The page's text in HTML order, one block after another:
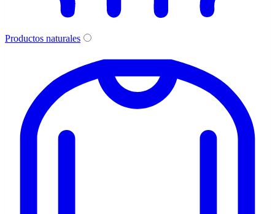
Productos naturales